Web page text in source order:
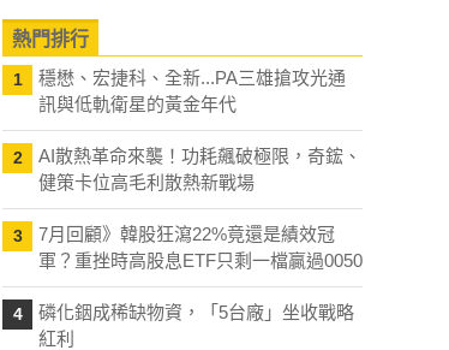
熱門排行
1
穩懋、宏捷科、全新...PA三雄搶攻光通
訊與低軌衛星的黃金年代
2
AI散熱革命來襲！功耗飆破極限，奇鋐、
健策卡位高毛利散熱新戰場
3
7月回顧》韓股狂瀉22%竟還是績效冠
軍？重挫時高股息ETF只剩一檔贏過0050
4
磷化銦成稀缺物資，「5台廠」坐收戰略
紅利